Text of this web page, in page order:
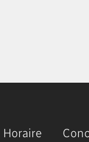
Horaire